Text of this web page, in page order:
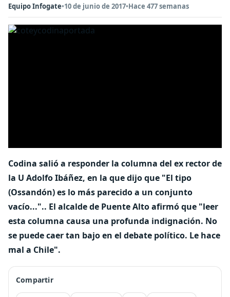
Equipo Infogate•10 de junio de 2017•Hace 477 semanas
Codina salió a responder la columna del ex rector de
la U Adolfo Ibáñez, en la que dijo que "El tipo
(Ossandón) es lo más parecido a un conjunto
vacío...".. El alcalde de Puente Alto afirmó que "leer
esta columna causa una profunda indignación. No
se puede caer tan bajo en el debate político. Le hace
mal a Chile".
Compartir